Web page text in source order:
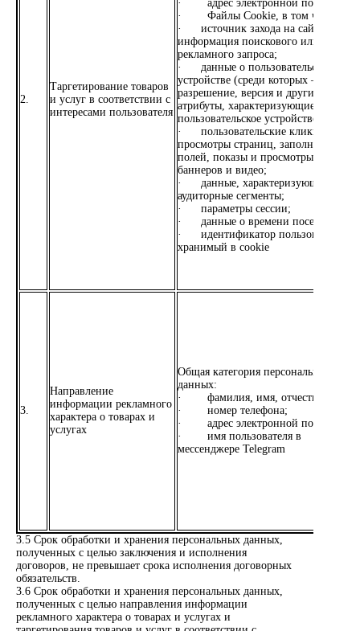
2.
Таргетирование товаров
и услуг в соответствии с
интересами пользователя
· адрес электронной почты;
· Файлы Cookie, в том числе:
· источник захода на сайт и
информация поискового или
рекламного запроса;
· данные о пользовательском
устройстве (среди которых –
разрешение, версия и другие
атрибуты, характеризующие
пользовательское устройство);
· пользовательские клики,
просмотры страниц, заполнения
полей, показы и просмотры
баннеров и видео;
· данные, характеризующие
аудиторные сегменты;
· параметры сессии;
· данные о времени посещения;
· идентификатор пользователя,
хранимый в cookie
3.
Направление
информации рекламного
характера о товарах и
услугах
Общая категория персональных
данных:
· фамилия, имя, отчество;
· номер телефона;
· адрес электронной почты;
· имя пользователя в
мессенджере Telegram
3.5 Срок обработки и хранения персональных данных,
полученных с целью заключения и исполнения
договоров, не превышает срока исполнения договорных
обязательств.
3.6 Срок обработки и хранения персональных данных,
полученных с целью направления информации
рекламного характера о товарах и услугах и